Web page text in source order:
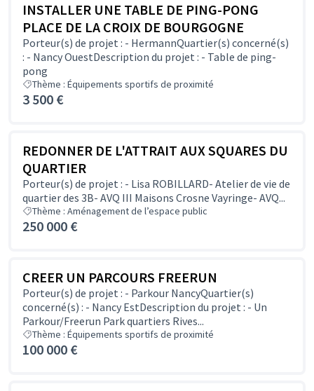
INSTALLER UNE TABLE DE PING-PONG
PLACE DE LA CROIX DE BOURGOGNE
Porteur(s) de projet : - HermannQuartier(s) concerné(s)
: - Nancy OuestDescription du projet : - Table de ping-
pong
Thème : Équipements sportifs de proximité
3 500 €
REDONNER DE L'ATTRAIT AUX SQUARES DU
QUARTIER
Porteur(s) de projet : - Lisa ROBILLARD- Atelier de vie de
quartier des 3B- AVQ III Maisons Crosne Vayringe- AVQ...
Thème : Aménagement de l’espace public
250 000 €
CREER UN PARCOURS FREERUN
Porteur(s) de projet : - Parkour NancyQuartier(s)
concerné(s) : - Nancy EstDescription du projet : - Un
Parkour/Freerun Park quartiers Rives...
Thème : Équipements sportifs de proximité
100 000 €